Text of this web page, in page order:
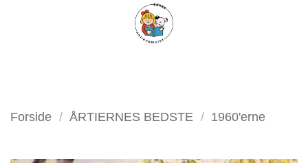
FILTER
Forside / ÅRTIERNES BEDSTE / 1960'erne